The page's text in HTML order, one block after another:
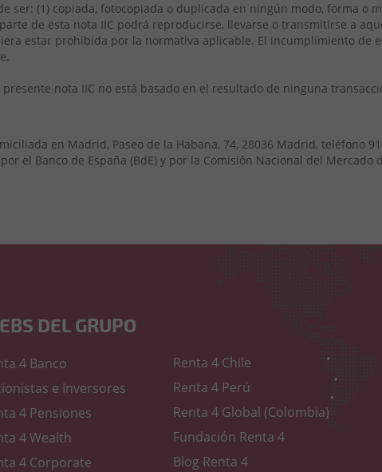
ser: (1) copiada, fotocopiada o duplicada en ningún modo, forma o
de esta nota IIC podrá reproducirse, llevarse o transmitirse a
estar prohibida por la normativa aplicable. El incumplimiento de
nota IIC no está basado en el resultado de ninguna
en Madrid, Paseo de la Habana, 74, 28036 Madrid, teléfono
el Banco de España (BdE) y por la Comisión Nacional del Mercado
DEL GRUPO
4 Banco
e Inversores
4 Pensiones
4 Wealth
4 Corporate
Renta 4 Chile
Renta 4 Perú
Renta 4 Global (Colombia)
Fundación Renta 4
Blog Renta 4